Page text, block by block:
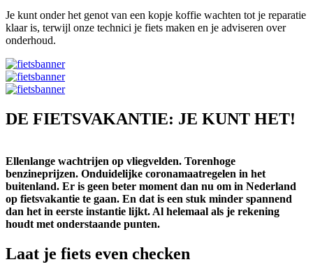
Je kunt onder het genot van een kopje koffie wachten tot je reparatie
klaar is, terwijl onze technici je fiets maken en je adviseren over
onderhoud.
DE FIETSVAKANTIE: JE KUNT HET!
Ellenlange wachtrijen op vliegvelden. Torenhoge
benzineprijzen. Onduidelijke coronamaatregelen in het
buitenland. Er is geen beter moment dan nu om in Nederland
op fietsvakantie te gaan. En dat is een stuk minder spannend
dan het in eerste instantie lijkt. Al helemaal als je rekening
houdt met onderstaande punten.
Laat je fiets even checken